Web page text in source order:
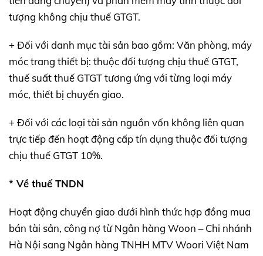
tượng không chịu thuế GTGT.
+ Đối với danh mục tài sản bao gồm: Văn phòng, máy
móc trang thiết bị: thuộc đối tượng chịu thuế GTGT,
thuế suất thuế GTGT tương ứng với từng loại máy
móc, thiết bị chuyển giao.
+ Đối với các loại tài sản nguồn vốn không liên quan
trực tiếp đến hoạt động cấp tín dụng thuộc đối tượng
chịu thuế GTGT 10%.
* Về thuế TNDN
Hoạt động chuyển giao dưới hình thức hợp đồng mua
bán tài sản, công nợ từ Ngân hàng Woon – Chi nhánh
Hà Nội sang Ngân hàng TNHH MTV Woori Việt Nam